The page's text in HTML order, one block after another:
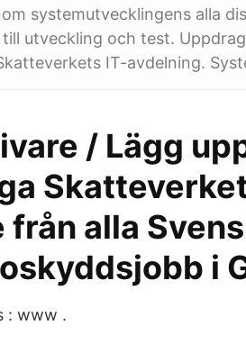
systemutvecklingens alla
utveckling och test.
IT-avdelning.
/ Lägg
från alla
i
: www .